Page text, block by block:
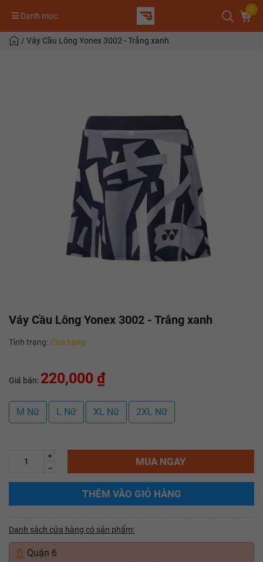
Danh mục
0
/ Váy Cầu Lông Yonex 3002 - Trắng xanh
Váy Cầu Lông Yonex 3002 - Trắng xanh
Tình trạng: Còn hàng
Giá bán: 220,000 ₫
M Nữ L Nữ XL Nữ 2XL Nữ
+
–
MUA NGAY
THÊM VÀO GIỎ HÀNG
Danh sách cửa hàng có sản phẩm:
Quận 6